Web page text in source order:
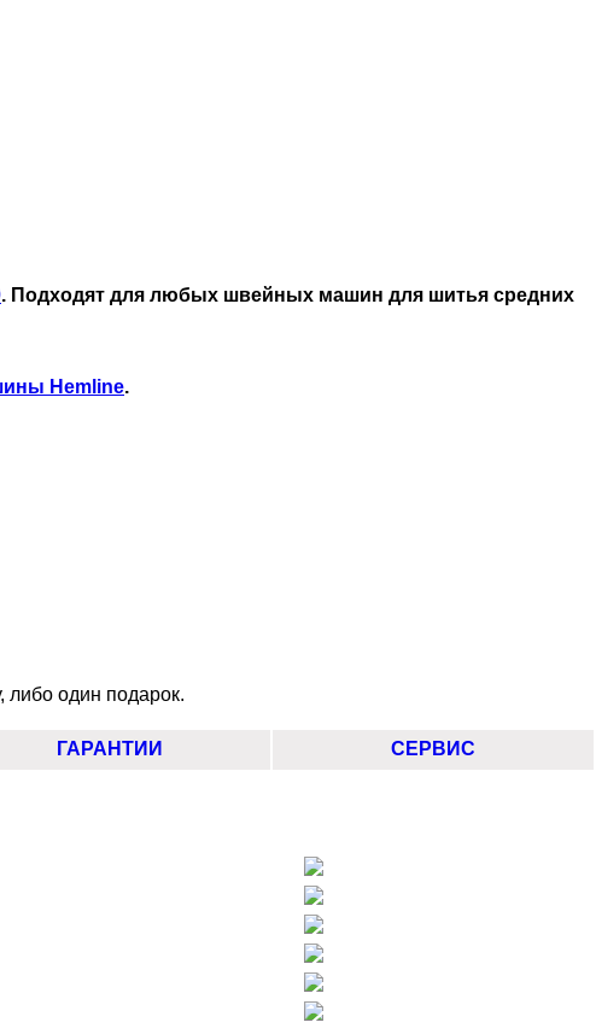
. Подходят для любых швейных машин для шитья средних
Hemline.
либо один подарок.
ГАРАНТИИ СЕРВИС